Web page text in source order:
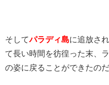
そしてパラディ島に追放さ
て長い時間を彷徨った末、
の姿に戻ることができたのだ